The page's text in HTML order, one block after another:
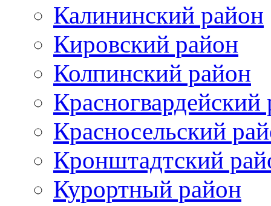
Калининский район
Кировский район
Колпинский район
Красногвардейский
Красносельский
Кронштадтский
Курортный район